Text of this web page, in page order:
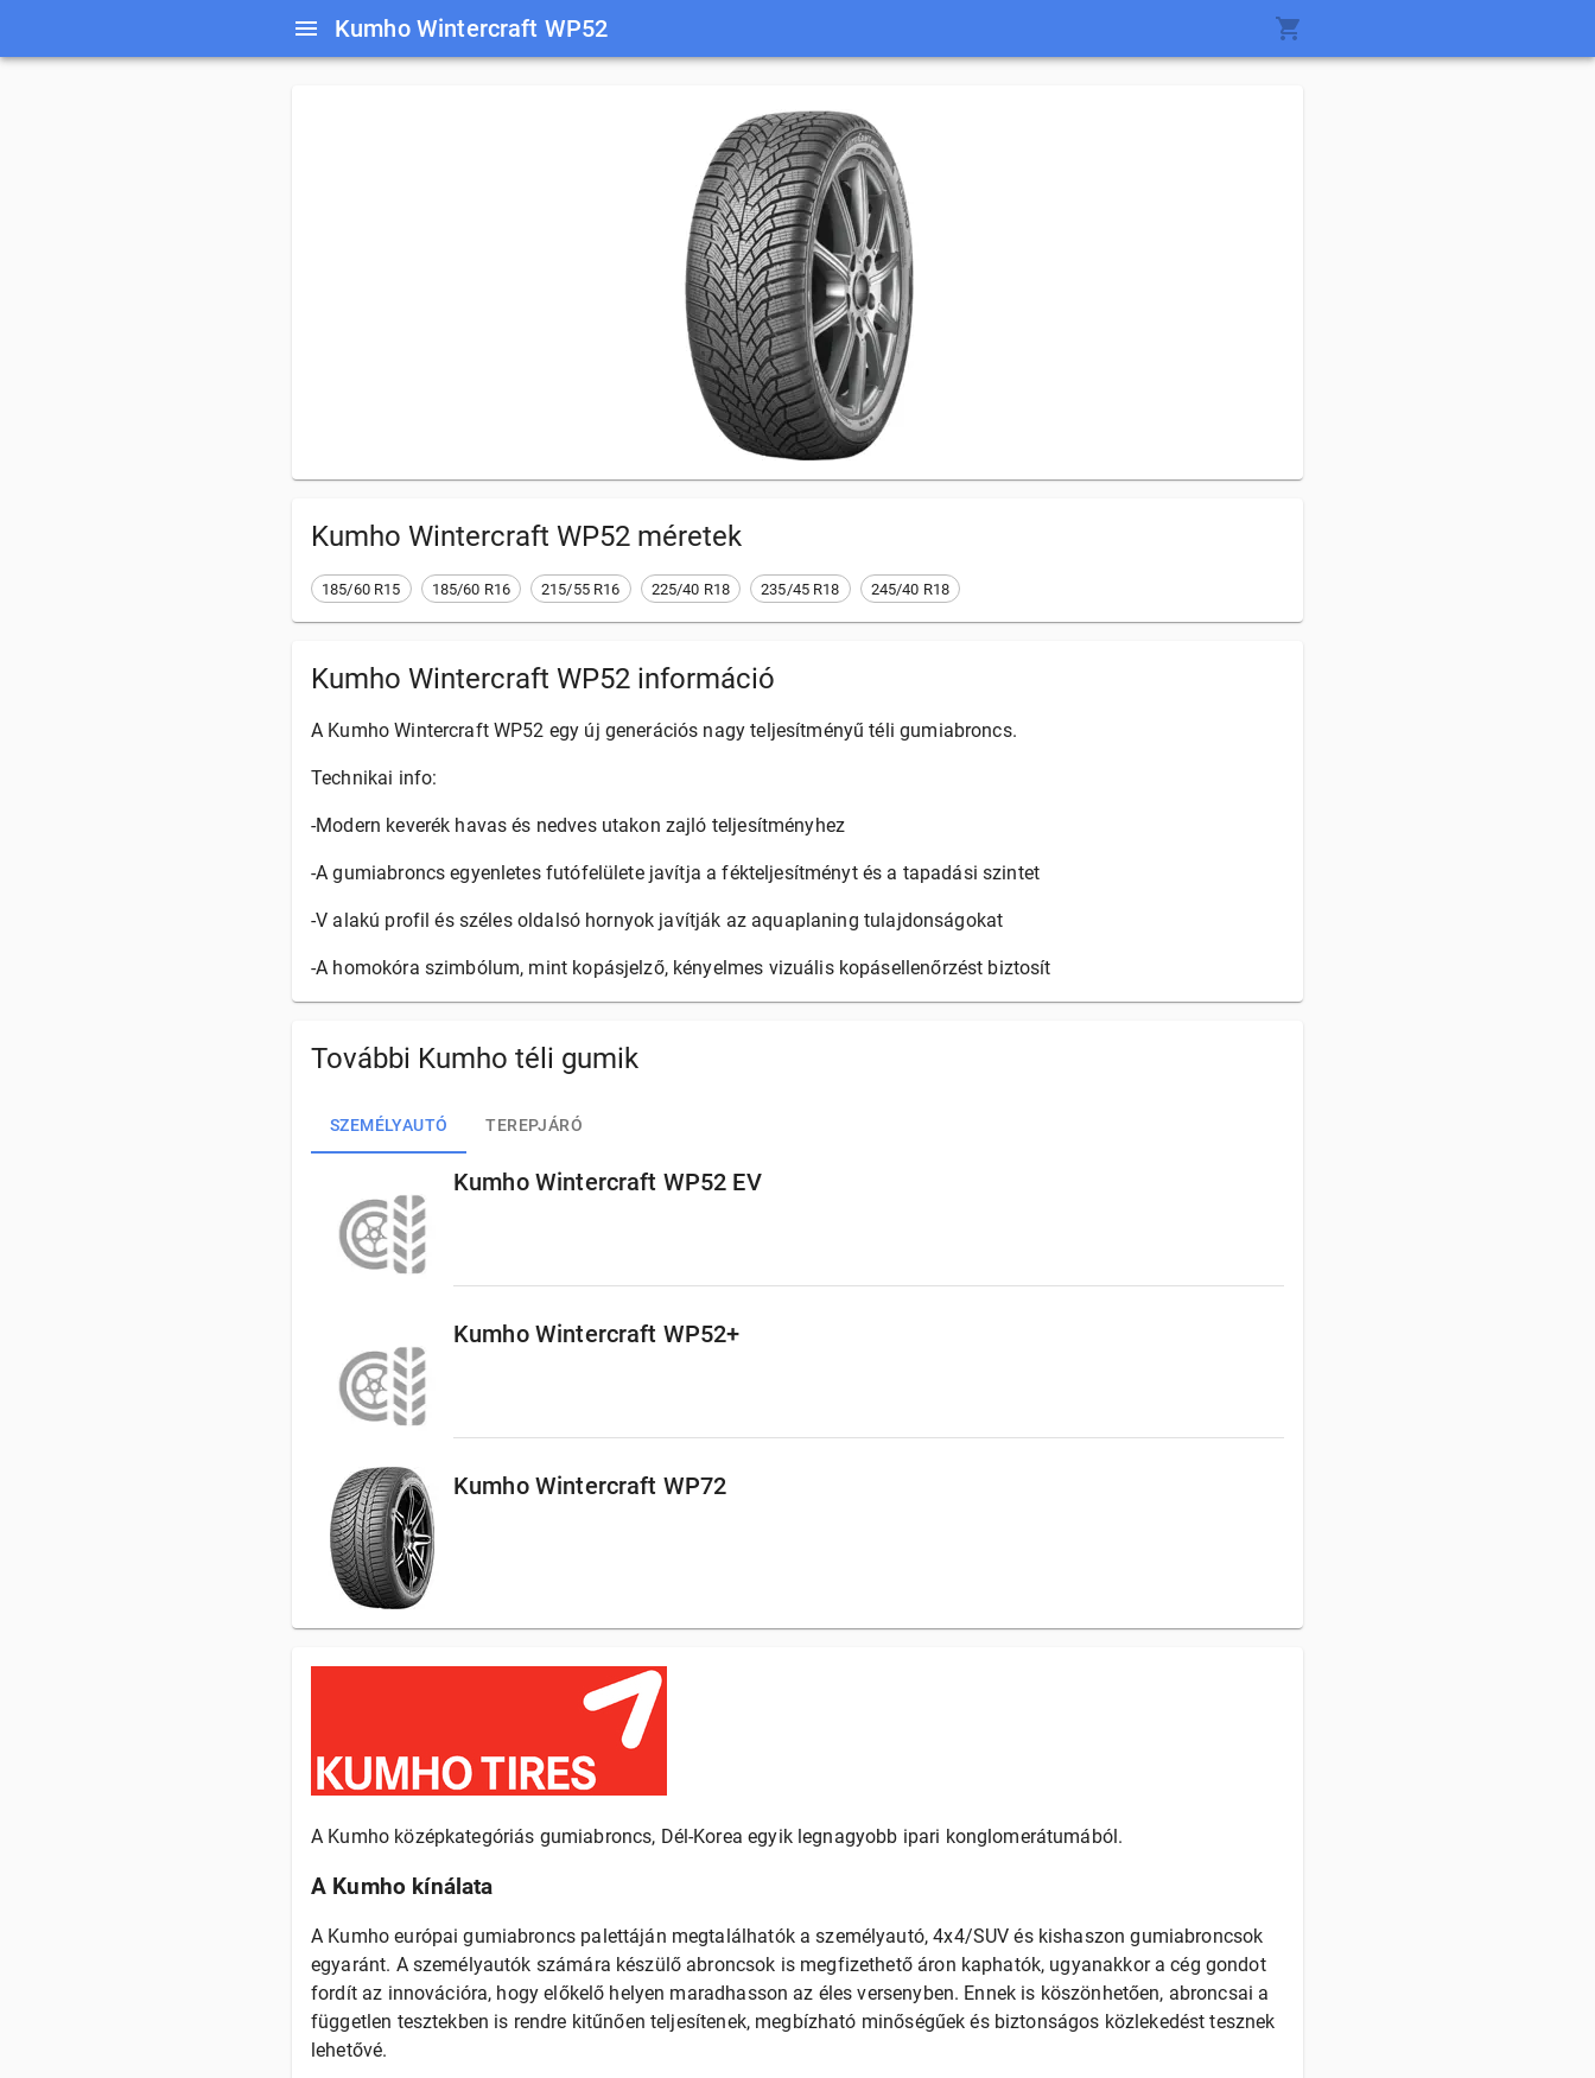
Kumho Wintercraft WP52
Kumho Wintercraft WP52 méretek
185/60 R15 185/60 R16 215/55 R16 225/40 R18 235/45 R18 245/40 R18
Kumho Wintercraft WP52 információ
A Kumho Wintercraft WP52 egy új generációs nagy teljesítményű téli gumiabroncs.
Technikai info:
-Modern keverék havas és nedves utakon zajló teljesítményhez
-A gumiabroncs egyenletes futófelülete javítja a fékteljesítményt és a tapadási szintet
-V alakú profil és széles oldalsó hornyok javítják az aquaplaning tulajdonságokat
-A homokóra szimbólum, mint kopásjelző, kényelmes vizuális kopásellenőrzést biztosít
További Kumho téli gumik
SZEMÉLYAUTÓ TEREPJÁRÓ
Kumho Wintercraft WP52 EV
Kumho Wintercraft WP52+
Kumho Wintercraft WP72
A Kumho középkategóriás gumiabroncs, Dél-Korea egyik legnagyobb ipari konglomerátumából.
A Kumho kínálata
A Kumho európai gumiabroncs palettáján megtalálhatók a személyautó, 4x4/SUV és kishaszon gumiabroncsok
egyaránt. A személyautók számára készülő abroncsok is megfizethető áron kaphatók, ugyanakkor a cég gondot
fordít az innovációra, hogy előkelő helyen maradhasson az éles versenyben. Ennek is köszönhetően, abroncsai a
független tesztekben is rendre kitűnően teljesítenek, megbízható minőségűek és biztonságos közlekedést tesznek
lehetővé.